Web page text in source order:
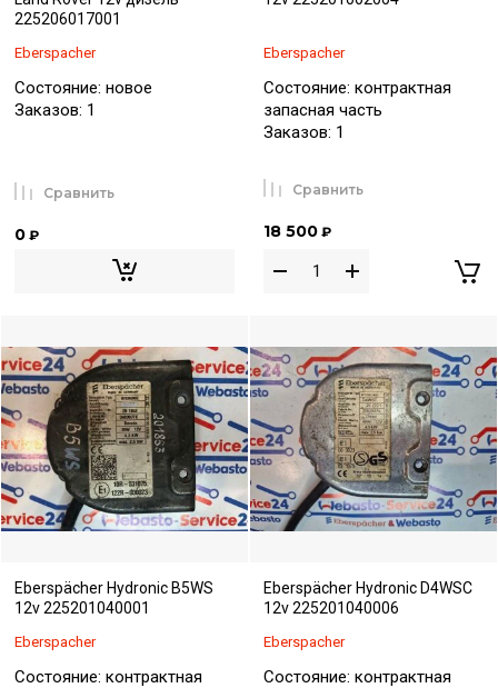
225206017001
Eberspacher
Состояние: новое
Заказов: 1
0 ₽
Сравнить
Eberspacher
Состояние: контрактная
запасная часть
Заказов: 1
18 500 ₽
Сравнить
Eberspächer Hydronic B5WS
12v 225201040001
Eberspacher
Состояние: контрактная
Eberspächer Hydronic D4WSC
12v 225201040006
Eberspacher
Состояние: контрактная